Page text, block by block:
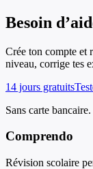
Besoin
Crée ton compte et
niveau, corrige tes
14 jours gratuits
Sans carte
Comprendo
Révision scolaire